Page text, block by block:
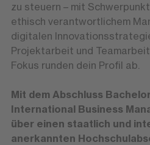
zu steuern – mit
ethisch verantwortlichem
digitalen
Projektarbeit und
Fokus runden dein Profil ab.
Mit dem Abschluss
International Business
über einen staatlich und
anerkannten